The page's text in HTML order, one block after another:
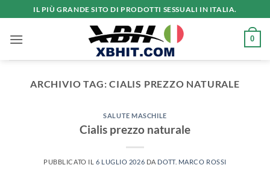
ai
contenuti
IL PIÙ GRANDE SITO DI PRODOTTI SESSUALI IN ITALIA.
0
ARCHIVIO TAG:CIALIS PREZZO NATURALE
SALUTE MASCHILE
Cialis prezzo naturale
PUBBLICATO IL 6 LUGLIO 2026 DA DOTT. MARCO ROSSI